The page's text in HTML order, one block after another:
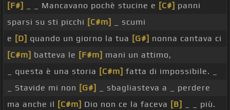
[F#]
_ _ Mancavano pochè stucine e [C#] panni
sparsi su sti picchi [C#m]
_ scumi
e [D] quando un giorno la tua [G#] nonna cantava ci
[C#m] batteva le [F#m] mani un attimo,
_ questa è una storia [C#m] fatta di impossibile. _
_ Stavide mi non [G#]
_ sbagliasteva a _ perdere
ma anche il [C#m] Dio non ce la faceva [B]
_ _ più.